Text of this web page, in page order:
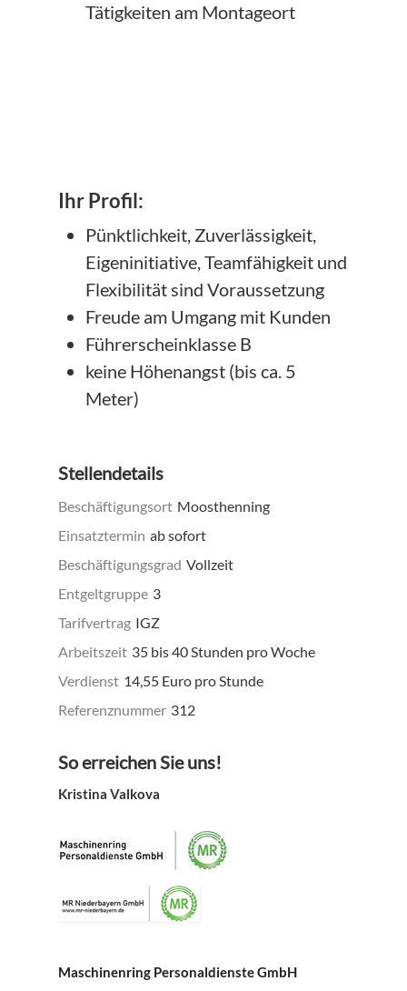
Tätigkeiten am Montageort
Ihr Profil:
Pünktlichkeit, Zuverlässigkeit,
Eigeninitiative, Teamfähigkeit und
Flexibilität sind Voraussetzung
Freude am Umgang mit Kunden
Führerscheinklasse B
keine Höhenangst (bis ca. 5
Meter)
Stellendetails
Beschäftigungsort Moosthenning
Einsatztermin ab sofort
Beschäftigungsgrad Vollzeit
Entgeltgruppe 3
Tarifvertrag IGZ
Arbeitszeit 35 bis 40 Stunden pro Woche
Verdienst 14,55 Euro pro Stunde
Referenznummer 312
So erreichen Sie uns!
Kristina Valkova
Maschinenring Personaldienste GmbH